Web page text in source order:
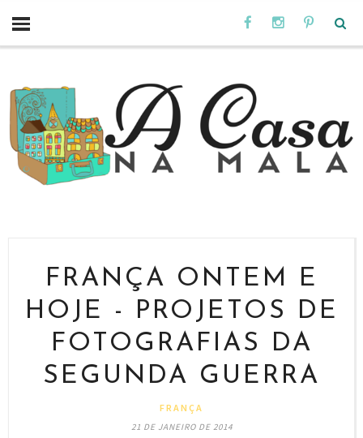
FRANÇA ONTEM E
HOJE - PROJETOS DE
FOTOGRAFIAS DA
SEGUNDA GUERRA
FRANÇA
21 DE JANEIRO DE 2014